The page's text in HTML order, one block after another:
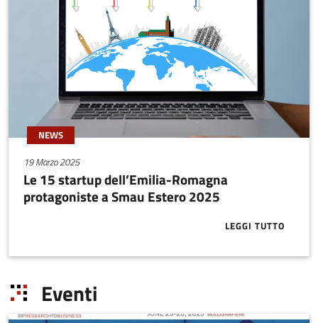
NEWS
19 Marzo 2025
Le 15 startup dell’Emilia-Romagna
protagoniste a Smau Estero 2025
LEGGI TUTTOABOUT LE 15
Eventi